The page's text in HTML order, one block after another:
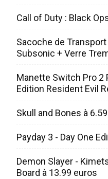
Call of Duty : Black
Sacoche de
Subsonic + Verre
Manette Switch Pro 2
Edition Resident Evil
Skull and Bones à
Payday 3 - Day One
Demon Slayer -
Board à 13.99 euros